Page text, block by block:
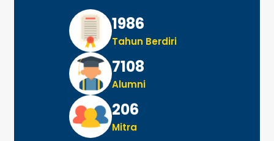
1986
Tahun Berdiri
7108
Alumni
206
Mitra